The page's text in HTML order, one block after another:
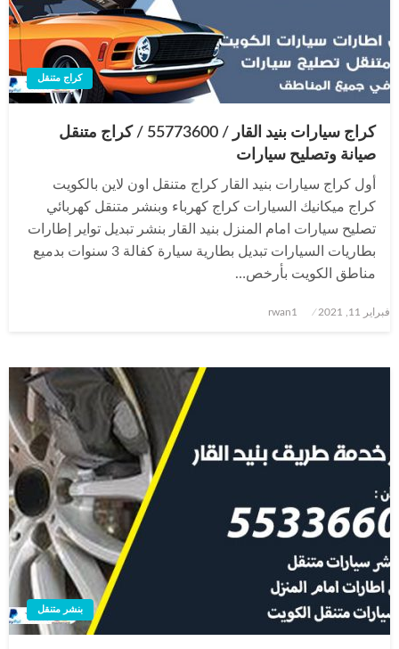
كراج متنقل
كراج سيارات بنيد القار / 55773600‬ / كراج متنقل
صيانة وتصليح سيارات
أول كراج سيارات بنيد القار كراج متنقل اون لاين بالكويت
كراج ميكانيك السيارات كراج كهرباء وبنشر متنقل كهربائي
تصليح سيارات امام المنزل بنيد القار بنشر تبديل تواير إطارات
بطاريات السيارات تبديل بطارية سيارة كفالة 3 سنوات بدميع
مناطق الكويت بأرخص…
نُشر
فبراير 11, 2021 rwan1
بنشر متنقل